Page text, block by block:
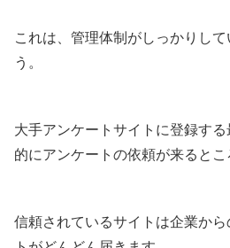
これは、管理体制がしっかりし
う。
大手アンケートサイトに登録す
的にアンケートの依頼が来るとこ
信頼されているサイトは企業か